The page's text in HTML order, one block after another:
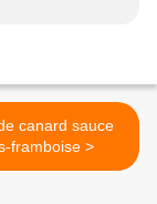
canard sauce
cassis-framboise >